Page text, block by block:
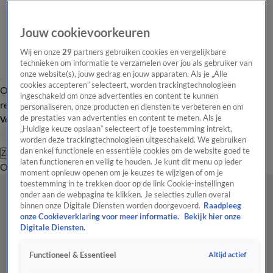
Overzicht Laatste nieuws Regionieuws Het beste van Hart
Tip de
redactie
Volg Hart van Nederland
Zoeken
OverzichtRegioUitzendingenWeerTip de redactiePanelVideo's
Jouw cookievoorkeuren
Wij en onze29 partners gebruiken cookies en vergelijkbare
technieken om informatie te verzamelen over jou als gebruiker van
onze website(s), jouw gedrag en jouw apparaten. Als je „Alle
cookies accepteren” selecteert, worden trackingtechnologieën
ingeschakeld om onze advertenties en content te kunnen
personaliseren, onze producten en diensten te verbeteren en om
de prestaties van advertenties en content te meten. Als je
„Huidige keuze opslaan” selecteert of je toestemming intrekt,
worden deze trackingtechnologieën uitgeschakeld. We gebruiken
dan enkel functionele en essentiële cookies om de website goed te
laten functioneren en veilig te houden. Je kunt dit menu op ieder
moment opnieuw openen om je keuzes te wijzigen of om je
toestemming in te trekken door op de link Cookie-instellingen
onder aan de webpagina te klikken. Je selecties zullen overal
binnen onze Digitale Diensten worden doorgevoerd. Raadpleeg
onze Cookieverklaring voor meer informatie.
Bekijk hier onze
Digitale Diensten.
Functioneel & Essentieel Altijd actief